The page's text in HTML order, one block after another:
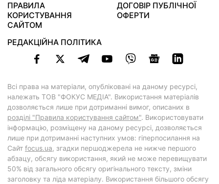
ПРАВИЛА
КОРИСТУВАННЯ
САЙТОМ
ДОГОВІР ПУБЛІЧНОЇ
ОФЕРТИ
РЕДАКЦІЙНА ПОЛІТИКА
Всі права на матеріали, опубліковані на даному ресурсі,
належать ТОВ "ФОКУС МЕДІА". Використання матеріалів
дозволяється лише при дотриманні вимог, описаних в
розділі "Правила користування сайтом". Використовувати
інформацію, розміщену на даному ресурсі, дозволяється
лише при дотриманні наступних умов: гіперпосилання на
Cайт focus.ua, згадки першоджерела не нижче першого
абзацу, обсягу використання, який не може перевищувати
50% від загального обсягу оригінального тексту, зміни
заголовку та ліда матеріалу. Використання більшого обсягу